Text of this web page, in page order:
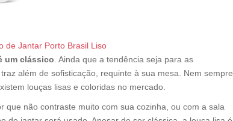
de Jantar Porto Brasil Liso
um clássico . Ainda que a tendência seja para as
além de sofisticação, requinte à sua mesa. Nem sempre
louças lisas e coloridas no mercado.
que não contraste muito com sua cozinha, ou com a sala